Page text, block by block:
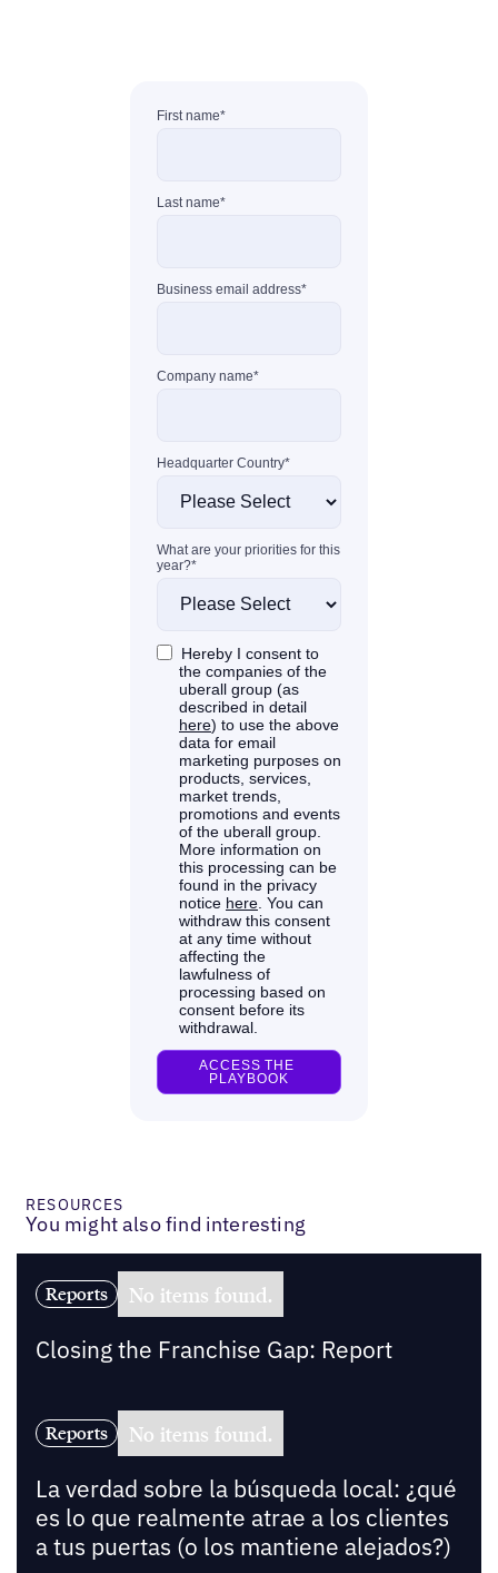
RESOURCES
You might also find interesting
Reports No items found.
Closing the Franchise Gap: Report
Reports No items found.
La verdad sobre la búsqueda local: ¿qué
es lo que realmente atrae a los clientes
a tus puertas (o los mantiene alejados?)